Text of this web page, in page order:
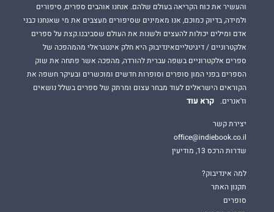
והעשיר את כוח הקריאה בעולם שלהם. אנחנו אוהבים ספרים, סיפורים
ולמידה, בדיוק כמוכם, אנו מאמינים שסיפורים מעצבים את מי שאנחנו כבני
אדם ומילים יכולות להעצים ולשנות את העולם שסביבנו.קצת על ספרים
אלקטרוניים / דיגיטלייםאינדיבוק היא חלק אינטגראלי מהמהפכה של
ספרים אלקטרוניים בשפה עברית להורדה, מהפכה אשר פתחה את שוק
הספרים בפני המון סופרים וסופרות חדשים ומוכשרים ובעיקר חשפה את
הקוראים הישראלים לעוד מבחר עצום ומרתק של ספרים בשלל נושאים
וז'אנרים.
קרא עוד
יצירת קשר
office@indiebook.co.il
שדרות הרכס 13, מודיעין
למה אינדיבוק?
תקנון האתר
סופרים